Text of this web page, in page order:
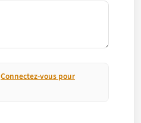
Connectez-vous pour